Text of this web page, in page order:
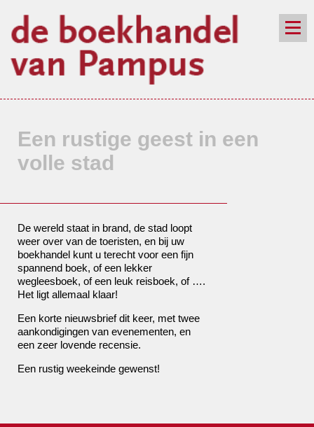
Een rustige geest in een
volle stad
De wereld staat in brand, de stad loopt
weer over van de toeristen, en bij uw
boekhandel kunt u terecht voor een fijn
spannend boek, of een lekker
wegleesboek, of een leuk reisboek, of ….
Het ligt allemaal klaar!
Een korte nieuwsbrief dit keer, met twee
aankondigingen van evenementen, en
een zeer lovende recensie.
Een rustig weekeinde gewenst!